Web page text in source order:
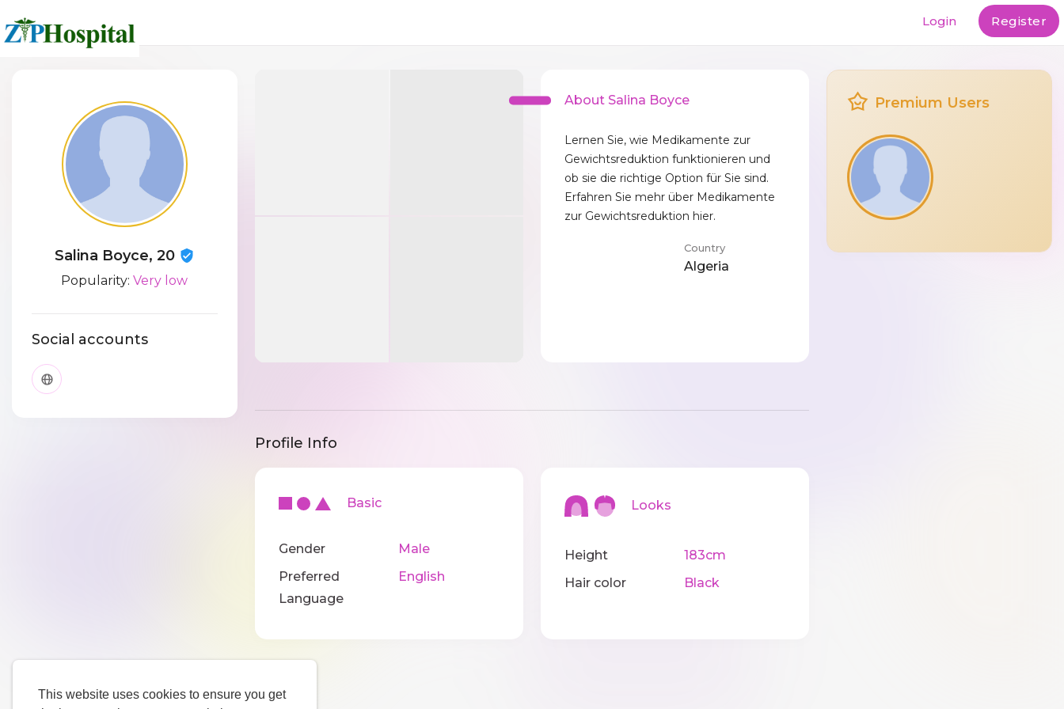
This website uses cookies to ensure you get
Login Register
Salina Boyce, 20
Popularity:Very low
Social accounts
About Salina Boyce
Lernen Sie, wie Medikamente zur
Gewichtsreduktion funktionieren und
ob sie die richtige Option für Sie sind.
Erfahren Sie mehr über Medikamente
zur Gewichtsreduktion hier.
Country
Algeria
Profile Info
Basic
Gender
Male
Preferred
Language
English
Looks
Height
183cm
Hair color
Black
Premium Users